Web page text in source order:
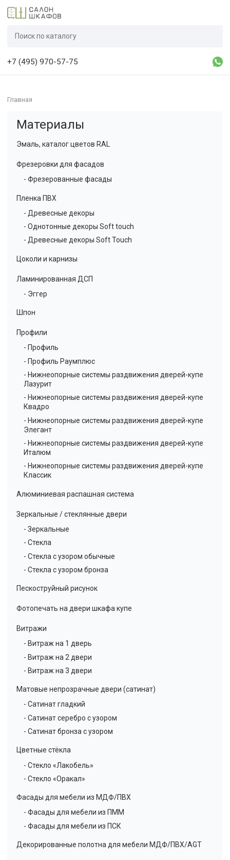
+7 (495) 970-57-75
Главная
Материалы
Эмаль, каталог цветов RAL
Фрезеровки для фасадов
- Фрезерованные фасады
Пленка ПВХ
- Древесные декоры
- Однотонные декоры Soft touch
- Древесные декоры Soft Touch
Цоколи и карнизы
Ламинированная ДСП
- Эггер
Шпон
Профили
- Профиль
- Профиль Раумплюс
- Нижнеопорные системы раздвижения дверей-купе
Лазурит
- Нижнеопорные системы раздвижения дверей-купе
Квадро
- Нижнеопорные системы раздвижения дверей-купе
Элегант
- Нижнеопорные системы раздвижения дверей-купе
Италюм
- Нижнеопорные системы раздвижения дверей-купе
Классик
Алюминиевая распашная система
Зеркальные / стеклянные двери
- Зеркальные
- Стекла
- Стекла с узором обычные
- Стекла с узором бронза
Пескоструйный рисунок
Фотопечать на двери шкафа купе
Витражи
- Витраж на 1 дверь
- Витраж на 2 двери
- Витраж на 3 двери
Матовые непрозрачные двери (сатинат)
- Сатинат гладкий
- Сатинат серебро с узором
- Сатинат бронза с узором
Цветные стёкла
- Стекло «Лакобель»
- Стекло «Оракал»
Фасады для мебели из МДФ/ПВХ
- Фасады для мебели из ПММ
- Фасады для мебели из ПСК
Декорированные полотна для мебели МДФ/ПВХ/AGT